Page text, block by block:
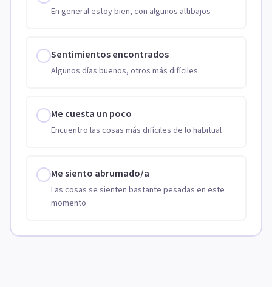
En general estoy bien, con algunos altibajos
Sentimientos encontrados
Algunos días buenos, otros más difíciles
Me cuesta un poco
Encuentro las cosas más difíciles de lo habitual
Me siento abrumado/a
Las cosas se sienten bastante pesadas en este
momento